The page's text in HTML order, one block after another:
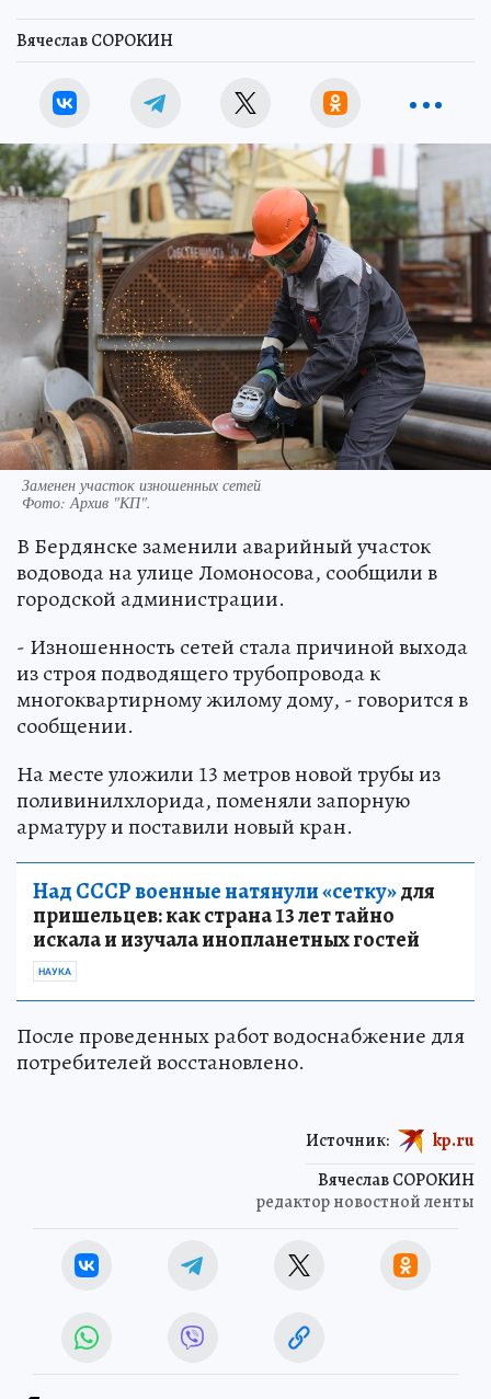
Вячеслав СОРОКИН
Заменен участок изношенных сетей
Фото: Архив "КП".
В Бердянске заменили аварийный участок
водовода на улице Ломоносова, сообщили в
городской администрации.
- Изношенность сетей стала причиной выхода
из строя подводящего трубопровода к
многоквартирному жилому дому, - говорится в
сообщении.
На месте уложили 13 метров новой трубы из
поливинилхлорида, поменяли запорную
арматуру и поставили новый кран.
Над СССР военные натянули «сетку»для
пришельцев: как страна 13 лет тайно
искала и изучала инопланетных гостей
НАУКА
После проведенных работ водоснабжение для
потребителей восстановлено.
Вячеслав СОРОКИН
редактор новостной ленты
Источник: kp.ru